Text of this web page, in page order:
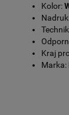
Kolor:
Kraj
Marka: